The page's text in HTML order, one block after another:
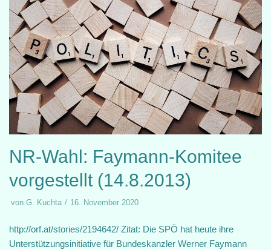
NR-Wahl: Faymann-Komitee
vorgestellt (14.8.2013)
von G. Kuchta 16. November 2020
http://orf.at/stories/2194642/ Zitat: Die SPÖ hat heute ihre
Unterstützungsinitiative für Bundeskanzler Werner Faymann